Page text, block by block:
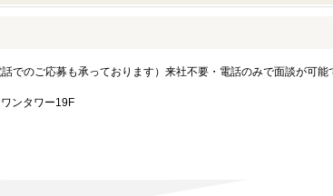
でのご応募も承っております）来社不要・電話のみで面談が可能
ンタワー19F